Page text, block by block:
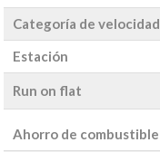
Categoría de velocidad
Estación
Run on flat
Ahorro de combustible